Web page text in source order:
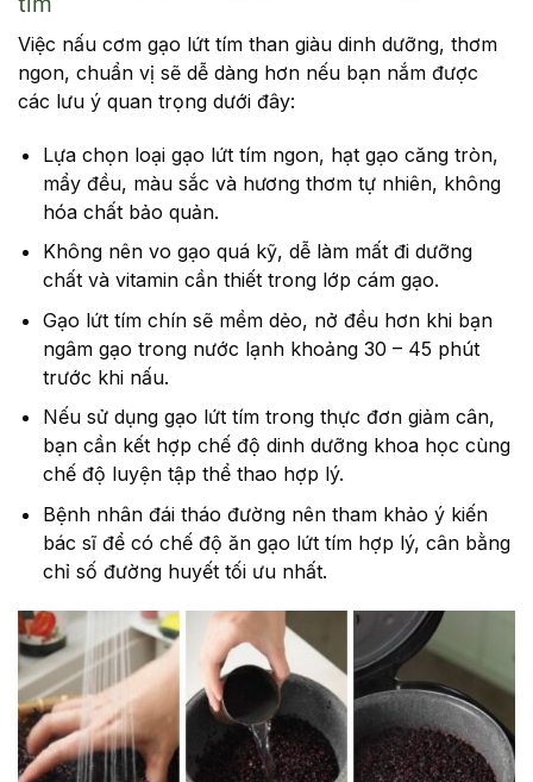
Việc nấu cơm gạo lứt tím than giàu dinh dưỡng, thơm
ngon, chuẩn vị sẽ dễ dàng hơn nếu bạn nắm được
các lưu ý quan trọng dưới đây:
Lựa chọn loại gạo lứt tím ngon, hạt gạo căng tròn,
mẩy đều, màu sắc và hương thơm tự nhiên, không
hóa chất bảo quản.
Không nên vo gạo quá kỹ, dễ làm mất đi dưỡng
chất và vitamin cần thiết trong lớp cám gạo.
Gạo lứt tím chín sẽ mềm dẻo, nở đều hơn khi bạn
ngâm gạo trong nước lạnh khoảng 30 – 45 phút
trước khi nấu.
Nếu sử dụng gạo lứt tím trong thực đơn giảm cân,
bạn cần kết hợp chế độ dinh dưỡng khoa học cùng
chế độ luyện tập thể thao hợp lý.
Bệnh nhân đái tháo đường nên tham khảo ý kiến
bác sĩ để có chế độ ăn gạo lứt tím hợp lý, cân bằng
chỉ số đường huyết tối ưu nhất.